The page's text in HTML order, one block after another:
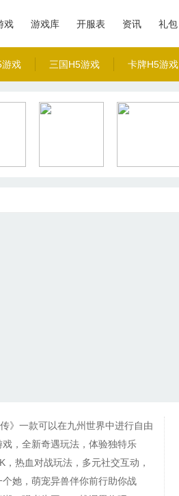
游戏 三国H5游戏 卡牌H5游戏
戏 游戏库 开服表 资讯 礼包
传》一款可以在九州世界中进行自由
戏，全新奇遇玩法，体验独特乐
，热血对战玩法，多元社交互动，
她，萌宠异兽伴你前行助你战